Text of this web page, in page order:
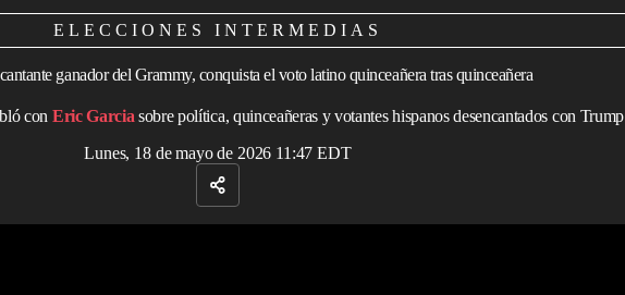
ELECCIONES INTERMEDIAS
ganador del Grammy, conquista el voto latino quinceañera tras quinceañera
con Eric Garcia sobre política, quinceañeras y votantes hispanos desencantados con Trump
Lunes, 18 de mayo de 2026 11:47 EDT